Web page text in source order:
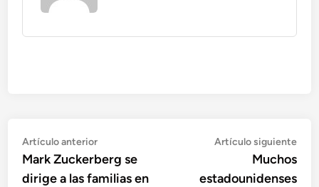
Navegación
de
Artículo anteriorArtículo
anterior:
Mark Zuckerberg se
dirige a las familias en
Artículo siguiente
Muchos
estadounidenses